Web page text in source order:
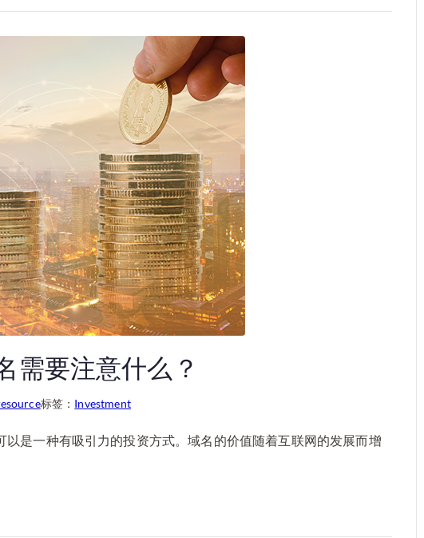
需要注意什么？
标签： Investment
是一种有吸引力的投资方式。域名的价值随着互联网的发展而增